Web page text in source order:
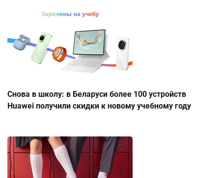
Снова в школу: в Беларуси более 100 устройств
Huawei получили скидки к новому учебному году